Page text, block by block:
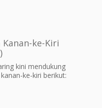
ke-Kiri
kini mendukung
ke-kiri berikut: